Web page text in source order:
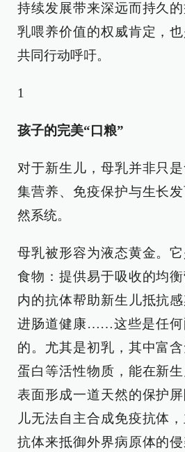
持续发展带来深远而持久
乳喂养价值的权威肯定，
共同行动呼吁。
1
孩子的完美“口粮”
对于新生儿，母乳并非只
集营养、免疫保护与生长
然系统。
母乳被形容为液态黄金。
食物：提供易于吸收的均
内的抗体帮助新生儿抵抗
进肠道健康……这些是任何
的。尤其是初乳，其中富
蛋白等活性物质，能在新
表面形成一道天然的保护
儿无法自主合成免疫抗体
抗体来抵御外界病原体的